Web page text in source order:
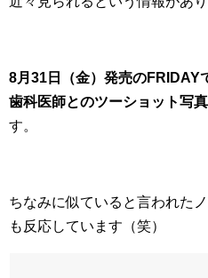
8月31日（金）発売のFRIDAY
歯科医師とのツーショット写
す。
ちなみに似ていると言われた
も反応しています（笑）